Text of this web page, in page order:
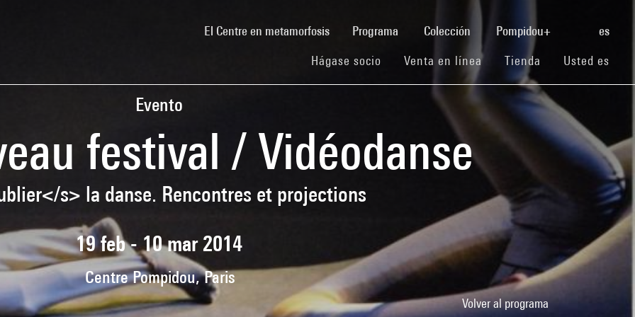
El Centre en metamorfosis(current)Programa Colección Pompidou+ es
Hágase socio (current)
Venta en línea(current)
Tienda (current)
Usted es
Evento
festival / Vidéodanse
s> la danse. Rencontres et projections
19 feb - 10 mar 2014
Centre Pompidou, Paris
Volver al programa